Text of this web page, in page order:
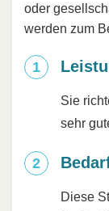
oder
werden zum
Sie
sehr
Diese